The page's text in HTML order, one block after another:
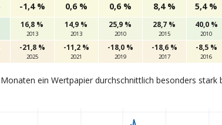
-1,4 % 0,6 % 0,6 % 8,4 % 5,4 %
16,8 %
2013
14,9 %
2013
25,9 %
2010
28,7 %
2015
40,0 %
2010
-21,8 %
2025
-11,2 %
2021
-18,0 %
2019
-18,6 %
2017
-8,5 %
2016
ein Wertpapier durchschnittlich besonders